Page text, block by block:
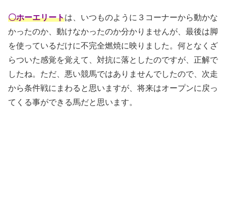
〇ホーエリートは、いつものように３コーナーから動かな
かったのか、動けなかったのか分かりませんが、最後は脚
を使っているだけに不完全燃焼に映りました。何となくざ
らついた感覚を覚えて、対抗に落としたのですが、正解で
したね。ただ、悪い競馬ではありませんでしたので、次走
から条件戦にまわると思いますが、将来はオープンに戻っ
てくる事ができる馬だと思います。